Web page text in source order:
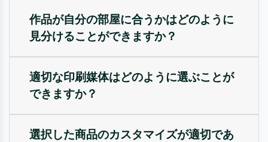
作品が自分の部屋に合うかはどのように
見分けることができますか？
適切な印刷媒体はどのように選ぶことが
できますか？
選択した商品のカスタマイズが適切であ